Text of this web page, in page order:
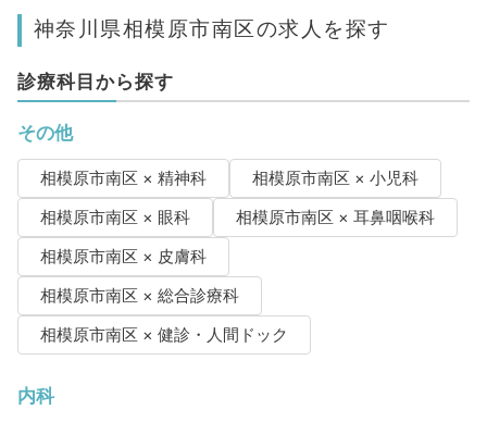
神奈川県相模原市南区の求人を探す
診療科目から探す
その他
相模原市南区 × 精神科
相模原市南区 × 小児科
相模原市南区 × 眼科
相模原市南区 × 耳鼻咽喉科
相模原市南区 × 皮膚科
相模原市南区 × 総合診療科
相模原市南区 × 健診・人間ドック
内科